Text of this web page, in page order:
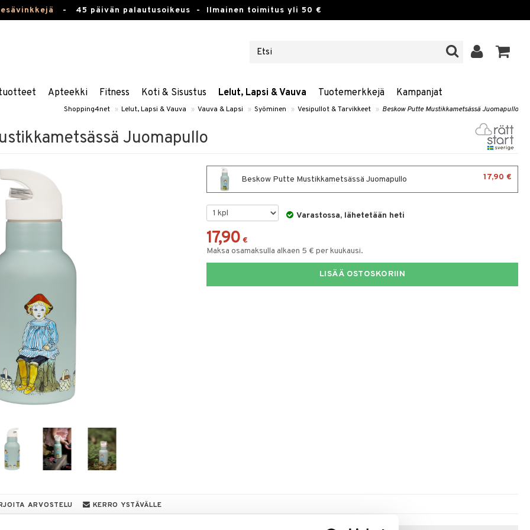
- 45 päivän palautusoikeus - Ilmainen toimitus yli 50 €
Apteekki Fitness Koti & Sisustus Lelut, Lapsi & Vauva Tuotemerkkejä Kampanjat
Shopping4net » Lelut, Lapsi & Vauva » Vauva & Lapsi » Syöminen » Vesipullot & Tarvikkeet » Beskow Putte Mustikkametsässä Juomapullo
Juomapullo
Beskow Putte Mustikkametsässä Juomapullo 17,90 €
Varastossa, lähetetään heti
17,90 €
Maksa osamaksulla alkaen 5 € per kuukausi.
LISÄÄ OSTOSKORIIN
ARVOSTELU KERRO YSTÄVÄLLE